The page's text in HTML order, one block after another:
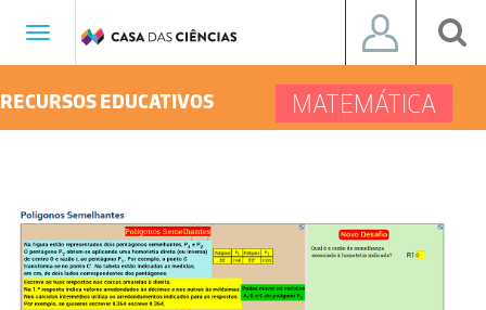
Toggle
RECURSOS EDUCATIVOS MATEMÁTICA